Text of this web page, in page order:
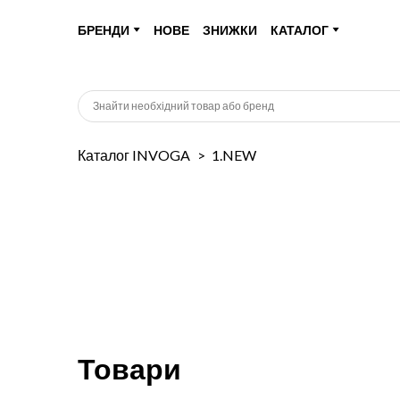
БРЕНДИ НОВЕ ЗНИЖКИ КАТАЛОГ
Каталог INVOGA 1.NEW
Товари